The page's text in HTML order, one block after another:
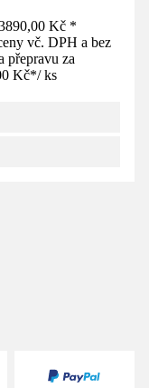
Kč *
vč. DPH a bez
přepravu za
Kč*/ ks